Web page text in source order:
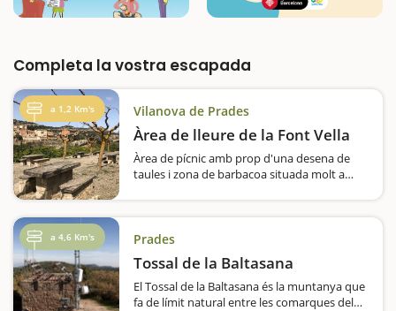
Completa la vostra escapada
a 1,2 Km's Vilanova de Prades
Àrea de lleure de la Font Vella
Àrea de pícnic amb prop d'una desena de
taules i zona de barbacoa situada molt a
està assegurada.…
a 4,6 Km's Prades
Tossal de la Baltasana
El Tossal de la Baltasana és la muntanya que
fa de límit natural entre les comarques del